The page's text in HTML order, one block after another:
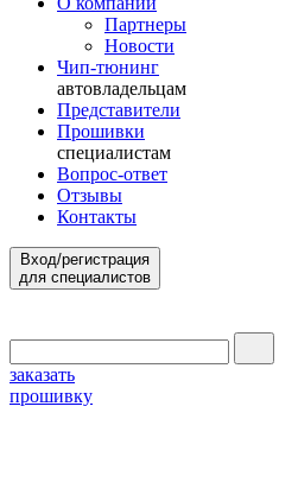
Партнеры
Новости
Чип-тюнинг
автовладельцам
Представители
Прошивки
специалистам
Вопрос-ответ
Отзывы
Контакты
Вход/регистрация
для специалистов
заказать
прошивку